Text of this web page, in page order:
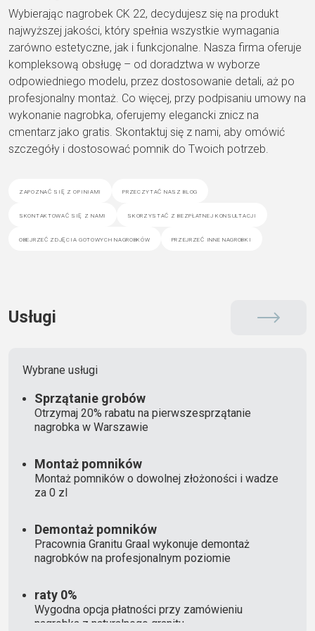
Wybierając nagrobek CK 22, decydujesz się na produkt
najwyższej jakości, który spełnia wszystkie wymagania
zarówno estetyczne, jak i funkcjonalne. Nasza firma oferuje
kompleksową obsługę – od doradztwa w wyborze
odpowiedniego modelu, przez dostosowanie detali, aż po
profesjonalny montaż. Co więcej, przy podpisaniu umowy na
wykonanie nagrobka, oferujemy elegancki znicz na
cmentarz jako gratis. Skontaktuj się z nami, aby omówić
szczegóły i dostosować pomnik do Twoich potrzeb.
zapoznać się z opiniami przeczytać nasz blog
skontaktować się z nami skorzystać z bezpłatnej konsultacji
obejrzeć zdjęcia gotowych nagrobków przejrzeć inne nagrobki
Usługi
Wybrane usługi
Sprzątanie grobów
Otrzymaj 20% rabatu na pierwszesprzątanie
nagrobka w Warszawie
Montaż pomników
Montaż pomników o dowolnej złożoności i wadze
za 0 zl
Demontaż pomników
Pracownia Granitu Graal wykonuje demontaż
nagrobków na profesjonalnym poziomie
raty 0%
Wygodna opcja płatności przy zamówieniu
nagrobka z naturalnego granitu